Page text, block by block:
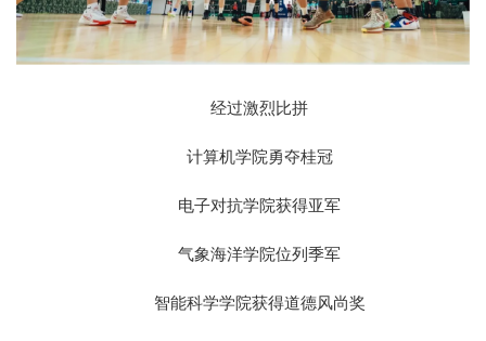
经过激烈比拼
计算机学院勇夺桂冠
电子对抗学院获得亚军
气象海洋学院位列季军
智能科学学院获得道德风尚奖